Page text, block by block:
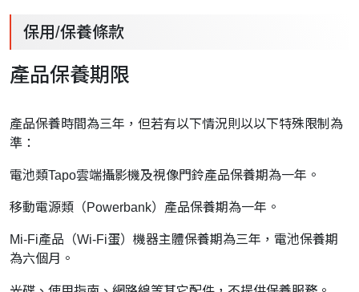
保用/保養條款
產品保養期限
產品保養時間為三年，但若有以下情況則以以下特殊限制為
準：
電池類Tapo雲端攝影機及視像門鈴產品保養期為一年。
移動電源類（Powerbank）產品保養期為一年。
Mi-Fi產品（Wi-Fi蛋）機器主體保養期為三年，電池保養期
為六個月。